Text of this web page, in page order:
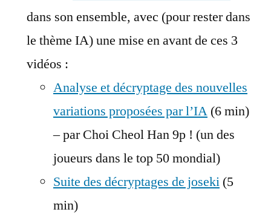
dans son ensemble, avec (pour rester dans
le thème IA) une mise en avant de ces 3
vidéos :
Analyse et décryptage des nouvelles
variations proposées par l’IA (6 min)
– par Choi Cheol Han 9p ! (un des
joueurs dans le top 50 mondial)
Suite des décryptages de joseki (5
min)